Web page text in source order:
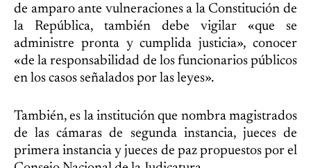
de amparo ante vulneraciones a la Constitución de
la República, también debe vigilar «que se
administre pronta y cumplida justicia», conocer
«de la responsabilidad de los funcionarios públicos
en los casos señalados por las leyes».
También, es la institución que nombra magistrados
de las cámaras de segunda instancia, jueces de
primera instancia y jueces de paz propuestos por el